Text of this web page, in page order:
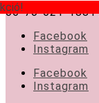
06-70-621-1881
Facebook
Instagram
Facebook
Instagram